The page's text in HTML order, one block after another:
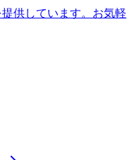
供しています。お気軽